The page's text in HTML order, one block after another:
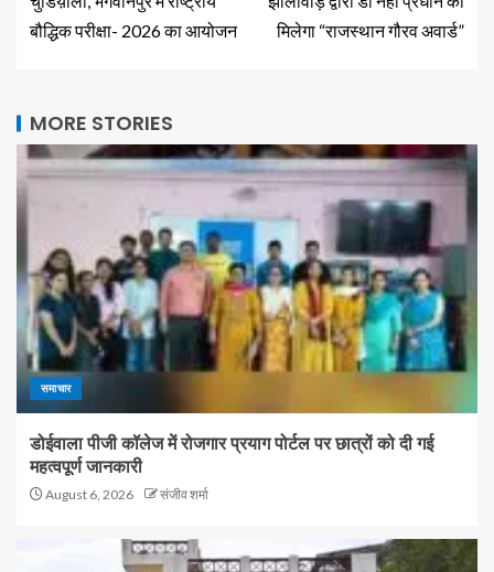
बौद्धिक परीक्षा- 2026 का आयोजन
मिलेगा “राजस्थान गौरव अवार्ड”
MORE STORIES
समाचार
डोईवाला पीजी कॉलेज में रोजगार प्रयाग पोर्टल पर छात्रों को दी गई
महत्वपूर्ण जानकारी
August 6, 2026 संजीव शर्मा